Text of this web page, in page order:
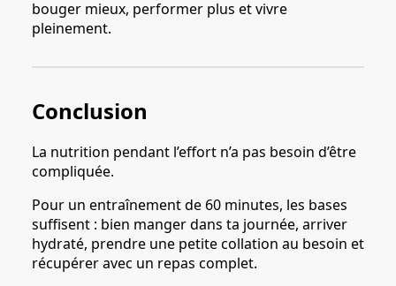
bouger mieux, performer plus et vivre
pleinement.
Conclusion
La nutrition pendant l’effort n’a pas besoin d’être
compliquée.
Pour un entraînement de 60 minutes, les bases
suffisent : bien manger dans ta journée, arriver
hydraté, prendre une petite collation au besoin et
récupérer avec un repas complet.